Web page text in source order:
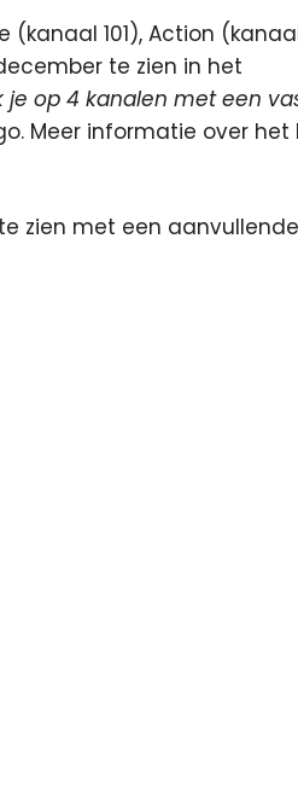
101), Action
te zien in het
je op 4 kanalen met een
Meer informatie over het
zien met een aanvullende